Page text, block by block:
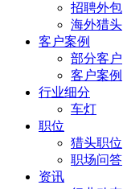
招聘外包
海外猎头
客户案例
部分客户
客户案例
行业细分
车灯
职位
猎头职位
职场问答
资讯